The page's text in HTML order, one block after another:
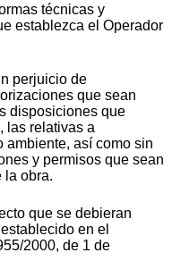
técnicas y
establezca el Operador
perjuicio de
que sean
disposiciones que
las relativas a
ambiente, así como sin
y permisos que sean
la obra.
que se debieran
en el
2000, de 1 de